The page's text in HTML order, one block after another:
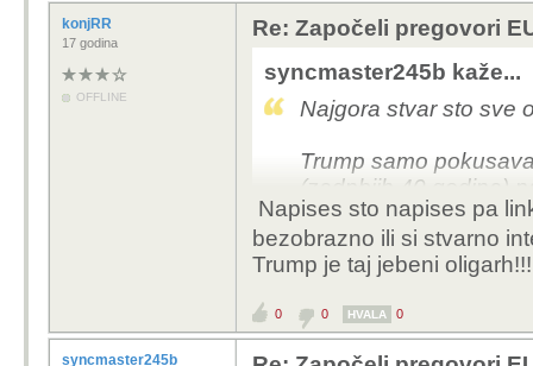
konjRR
17 godina
OFFLINE
Re: Započeli pregovori
syncmaster245b kaže...
Najgora stvar sto sve
Trump samo
(zadnbjih 40 godina)
se "zaustavi se
Amerikanci su prosli
Jedino sto Trump
gdje je stvarni
Napises sto napises pa
bezobrazno ili si stvarno
Trump je taj jebeni oligarh!!!
0 0 HVALA 0
syncmaster245b